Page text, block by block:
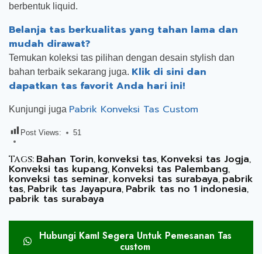
berbentuk liquid.
Belanja tas berkualitas yang tahan lama dan
mudah dirawat?
Temukan koleksi tas pilihan dengan desain stylish dan
bahan terbaik sekarang juga. Klik di sini dan
dapatkan tas favorit Anda hari ini!
Kunjungi juga Pabrik Konveksi Tas Custom
Post Views: 51
Tags: Bahan Torin, konveksi tas, Konveksi tas Jogja,
Konveksi tas kupang, Konveksi tas Palembang,
konveksi tas seminar, konveksi tas surabaya, pabrik
tas, Pabrik tas Jayapura, Pabrik tas no 1 indonesia,
pabrik tas surabaya
Hubungi KamI Segera Untuk Pemesanan Tas
custom